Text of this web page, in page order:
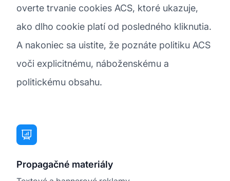
overte trvanie cookies ACS, ktoré ukazuje,
ako dlho cookie platí od posledného kliknutia.
A nakoniec sa uistite, že poznáte politiku ACS
voči explicitnému, náboženskému a
politickému obsahu.
Propagačné materiály